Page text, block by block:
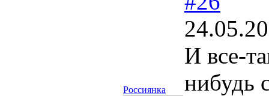
Россиянка
И все-
нибудь